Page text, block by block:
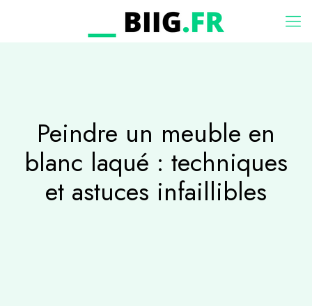
Peindre un meuble en
blanc laqué : techniques
et astuces infaillibles